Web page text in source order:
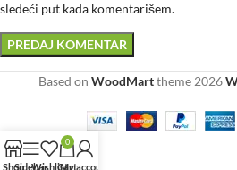
sledeći put kada komentarišem.
Based on WoodMarttheme 2026
ShopSidebarWishlist
0
Cart
My account